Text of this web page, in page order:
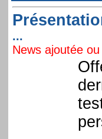
...
News ajoutée